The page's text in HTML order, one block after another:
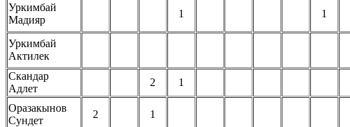
Уркимбай
Мадияр
1 1
Уркимбай
Актилек
Скандар
Адлет
2 1
Оразакынов
Сундет
2 1